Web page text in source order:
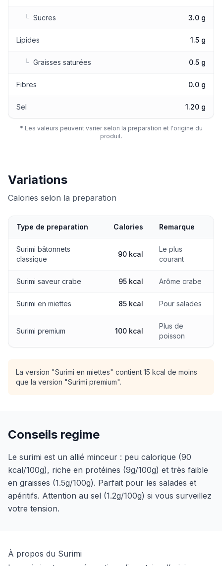
└ Sucres 3.0 g
Lipides 1.5 g
└ Graisses saturées 0.5 g
Fibres 0.0 g
Sel 1.20 g
* Les valeurs peuvent varier selon la preparation et l'origine du
produit.
Variations
Calories selon la preparation
Type de preparation Calories Remarque
Surimi bâtonnets
classique
90 kcal
Le plus
courant
Surimi saveur crabe 95 kcal Arôme crabe
Surimi en miettes 85 kcal Pour salades
Surimi premium 100 kcal
Plus de
poisson
La version "Surimi en miettes" contient 15 kcal de moins
que la version "Surimi premium".
Conseils regime
Le surimi est un allié minceur : peu calorique (90
kcal/100g), riche en protéines (9g/100g) et très faible
en graisses (1.5g/100g). Parfait pour les salades et
apéritifs. Attention au sel (1.2g/100g) si vous surveillez
votre tension.
À propos du Surimi